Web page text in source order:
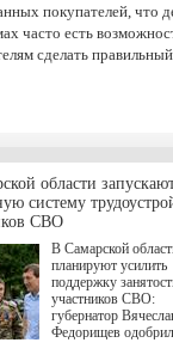
покупателей, что
часто есть
сделать
области
систему
СВО
В Самарской
планируют усилить
поддержку
участников СВО:
губернатор
Федорищев